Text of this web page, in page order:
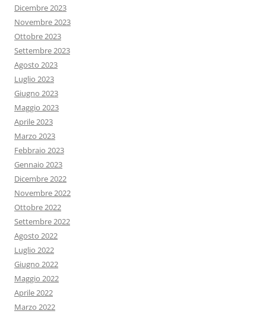
Dicembre 2023
Novembre 2023
Ottobre 2023
Settembre 2023
Agosto 2023
Luglio 2023
Giugno 2023
Maggio 2023
Aprile 2023
Marzo 2023
Febbraio 2023
Gennaio 2023
Dicembre 2022
Novembre 2022
Ottobre 2022
Settembre 2022
Agosto 2022
Luglio 2022
Giugno 2022
Maggio 2022
Aprile 2022
Marzo 2022